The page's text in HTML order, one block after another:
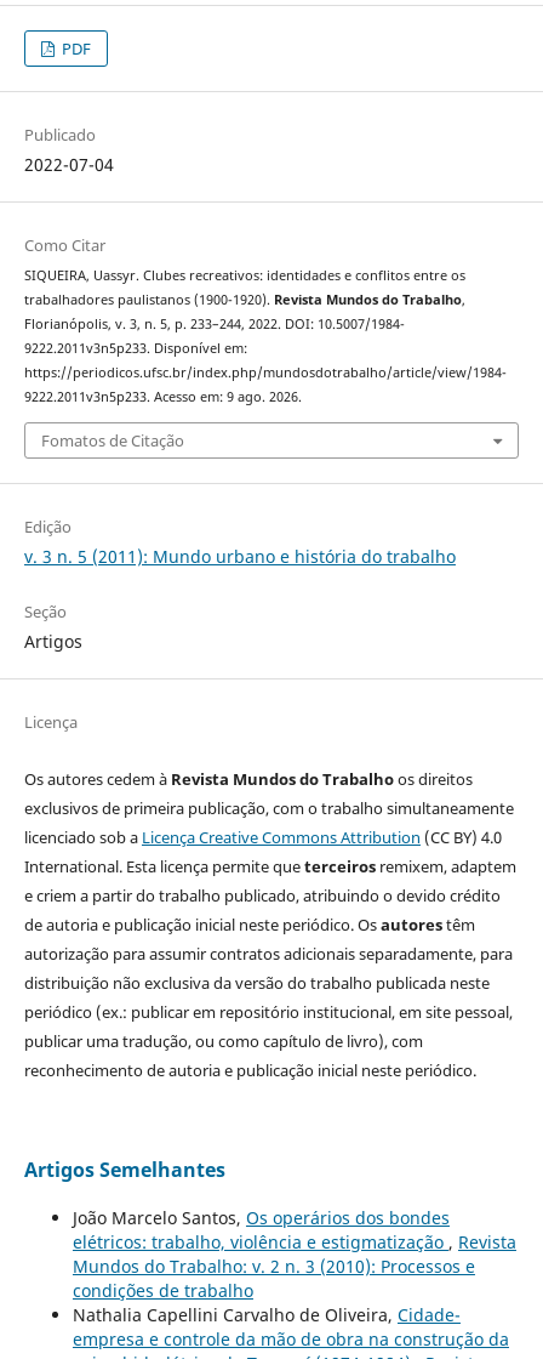
PDF
Publicado
2022-07-04
Como Citar
SIQUEIRA, Uassyr. Clubes recreativos: identidades e conflitos entre os
trabalhadores paulistanos (1900-1920). Revista Mundos do Trabalho,
Florianópolis, v. 3, n. 5, p. 233–244, 2022. DOI: 10.5007/1984-
9222.2011v3n5p233. Disponível em:
https://periodicos.ufsc.br/index.php/mundosdotrabalho/article/view/1984-
9222.2011v3n5p233. Acesso em: 9 ago. 2026.
Fomatos de Citação
Edição
v. 3 n. 5 (2011): Mundo urbano e história do trabalho
Seção
Artigos
Licença
Os autores cedem à Revista Mundos do Trabalhoos direitos
exclusivos de primeira publicação, com o trabalho simultaneamente
licenciado sob a Licença Creative Commons Attribution (CC BY) 4.0
International. Esta licença permite queterceirosremixem, adaptem
e criem a partir do trabalho publicado, atribuindo o devido crédito
de autoria e publicação inicial neste periódico. Osautorestêm
autorização para assumir contratos adicionais separadamente, para
distribuição não exclusiva da versão do trabalho publicada neste
periódico (ex.: publicar em repositório institucional, em site pessoal,
publicar uma tradução, ou como capítulo de livro), com
reconhecimento de autoria e publicação inicial neste periódico.
Artigos Semelhantes
João Marcelo Santos, Os operários dos bondes
elétricos: trabalho, violência e estigmatização , Revista
Mundos do Trabalho: v. 2 n. 3 (2010): Processos e
condições de trabalho
Nathalia Capellini Carvalho de Oliveira, Cidade-
empresa e controle da mão de obra na construção da